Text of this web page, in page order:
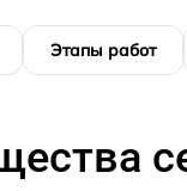
Этапы работ